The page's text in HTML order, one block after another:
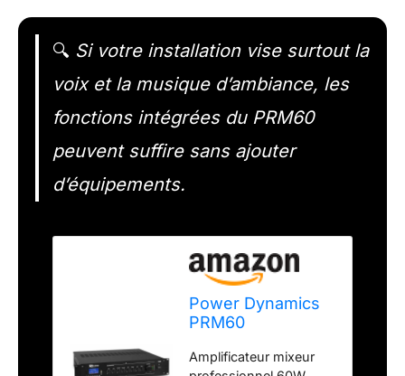
🔍 Si votre installation vise surtout la
voix et la musique d’ambiance, les
fonctions intégrées du PRM60
peuvent suffire sans ajouter
d’équipements.
Power Dynamics
PRM60
Mixeur 60W 100V
Amplificateur mixeur